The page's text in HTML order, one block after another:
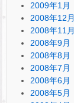
2009年1月
2008年12月
2008年11月
2008年9月
2008年8月
2008年7月
2008年6月
2008年5月